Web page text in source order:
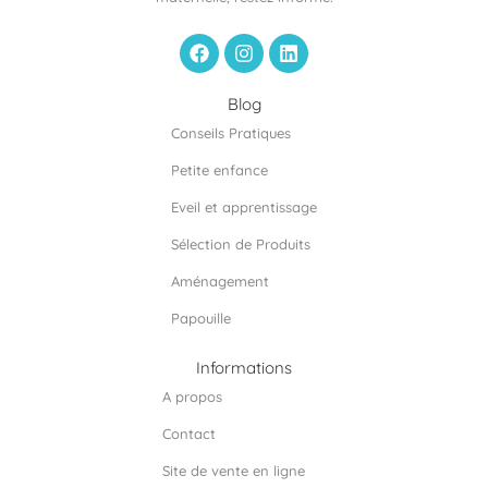
F
a
c
o
k
I
n
s
t
a
g
a
m
L
i
n
d
Blog
Conseils Pratiques
Petite enfance
Eveil et apprentissage
Sélection de Produits
Aménagement
Papouille
Informations
A propos
Contact
Site de vente en ligne